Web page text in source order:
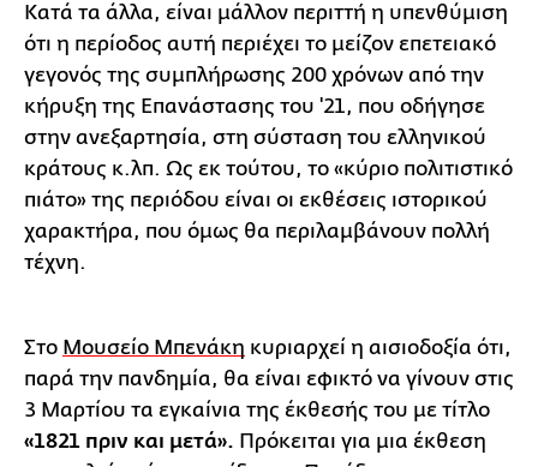
Κατά τα άλλα, είναι μάλλον περιττή η υπενθύμιση
ότι η περίοδος αυτή περιέχει το μείζον επετειακό
γεγονός της συμπλήρωσης 200 χρόνων από την
κήρυξη της Επανάστασης του '21, που οδήγησε
στην ανεξαρτησία, στη σύσταση του ελληνικού
κράτους κ.λπ. Ως εκ τούτου, το «κύριο πολιτιστικό
πιάτο» της περιόδου είναι οι εκθέσεις ιστορικού
χαρακτήρα, που όμως θα περιλαμβάνουν πολλή
τέχνη.
Στο Μουσείο Μπενάκη κυριαρχεί η αισιοδοξία ότι,
παρά την πανδημία, θα είναι εφικτό να γίνουν στις
3 Μαρτίου τα εγκαίνια της έκθεσής του με τίτλο
«1821 πριν και μετά». Πρόκειται για μια έκθεση